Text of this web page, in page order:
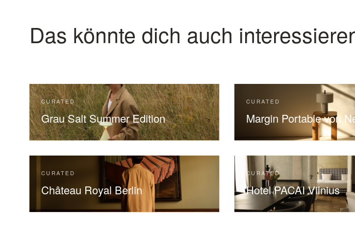
Das könnte dich auch
CURATED
Grau Salt Summer Edition
CURATED
Margin Portable von
CURATED
Château Royal Berlin
CURATED
Hotel PACAI Vilnius